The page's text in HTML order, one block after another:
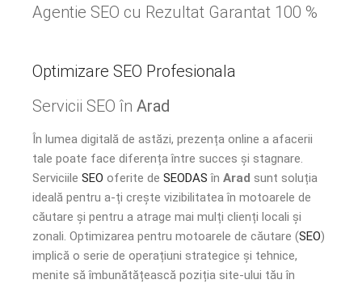
Agentie SEO cu Rezultat Garantat 100 %
Optimizare SEO Profesionala
Servicii SEO în Arad
În lumea digitală de astăzi, prezența online a afacerii
tale poate face diferența între succes și stagnare.
Serviciile SEO oferite de SEODAS în Arad sunt soluția
ideală pentru a-ți crește vizibilitatea în motoarele de
căutare și pentru a atrage mai mulți clienți locali și
zonali. Optimizarea pentru motoarele de căutare (SEO)
implică o serie de operațiuni strategice și tehnice,
menite să îmbunătățească poziția site-ului tău în